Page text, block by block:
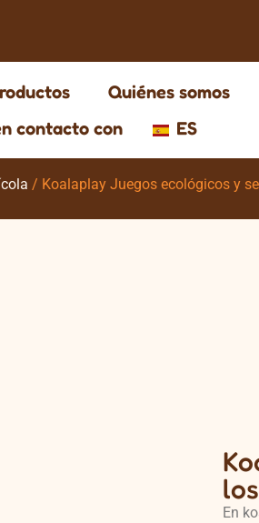
Quiénes somos
contacto con
ES
/ Koalaplay Juegos ecológicos y
En